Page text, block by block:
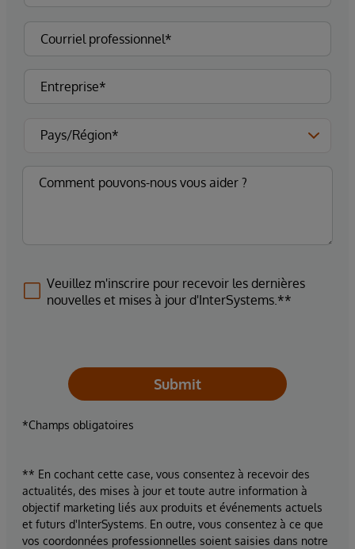
Veuillez m'inscrire pour recevoir les dernières
nouvelles et mises à jour d'InterSystems.**
Submit
*Champs obligatoires
** En cochant cette case, vous consentez à recevoir des
actualités, des mises à jour et toute autre information à
objectif marketing liés aux produits et événements actuels
et futurs d'InterSystems. En outre, vous consentez à ce que
vos coordonnées professionnelles soient saisies dans notre